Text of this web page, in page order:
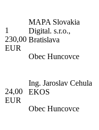
1
230,00
EUR
MAPA Slovakia
Digital. s.r.o.,
Bratislava
Obec Huncovce
24,00
EUR
Ing. Jaroslav Cehula
EKOS
Obec Huncovce